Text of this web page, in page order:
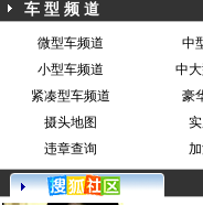
车 型 频 道
微型车频道 中
小型车频道
中
紧凑型车频道
豪
摄头地图
违章查询